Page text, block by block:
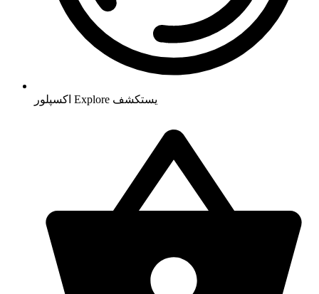
اکسپلور Explore يستكشف